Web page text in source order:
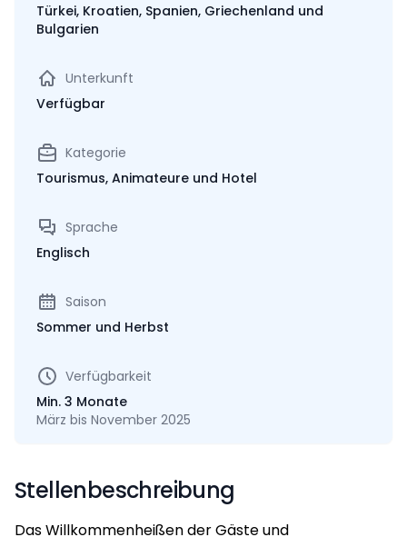
Türkei, Kroatien, Spanien, Griechenland und
Bulgarien
Unterkunft
Verfügbar
Kategorie
Tourismus, Animateure und Hotel
Sprache
Englisch
Saison
Sommer und Herbst
Verfügbarkeit
Min. 3 Monate
März bis November 2025
Stellenbeschreibung
Das Willkommenheißen der Gäste und